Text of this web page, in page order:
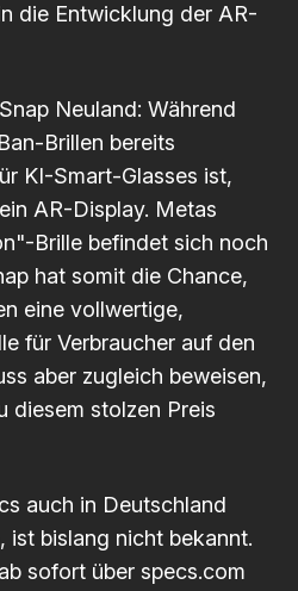
die Entwicklung der AR-
Neuland: Während
Brillen bereits
KI-Smart-Glasses ist,
AR-Display. Metas
Brille befindet sich noch
hat somit die Chance,
eine vollwertige,
für Verbraucher auf den
aber zugleich beweisen,
diesem stolzen Preis
auch in Deutschland
ist bislang nicht bekannt.
sofort über specs.com